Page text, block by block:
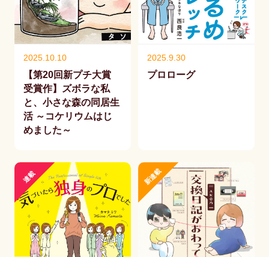
2025.10.10
【第20回新プチ大賞
受賞作】ズボラな私
と、小さな森の同居生
活 ～コケリウムはじ
めました～
2025.9.30
プロローグ
連載 新連載